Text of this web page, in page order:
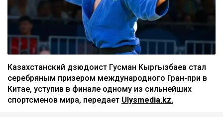
Казахстанский дзюдоист Гусман Кыргызбаев стал
серебряным призером международного Гран-при в
Китае, уступив в финале одному из сильнейших
спортсменов мира, передает Ulysmedia.kz.